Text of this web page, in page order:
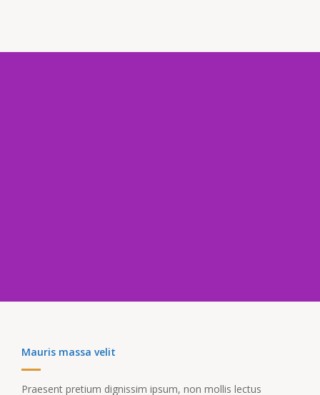
Mauris massa velit
Praesent pretium dignissim ipsum, non mollis lectus